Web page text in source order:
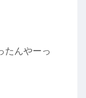
たんやーっ